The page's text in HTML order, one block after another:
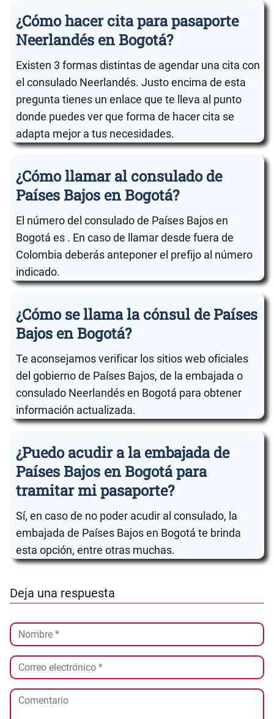
¿Cómo hacer cita para pasaporte
Neerlandés en Bogotá?
Existen 3 formas distintas de agendar una cita con
el consulado Neerlandés. Justo encima de esta
pregunta tienes un enlace que te lleva al punto
donde puedes ver que forma de hacer cita se
adapta mejor a tus necesidades.
¿Cómo llamar al consulado de
Países Bajos en Bogotá?
El número del consulado de Países Bajos en
Bogotá es . En caso de llamar desde fuera de
Colombia deberás anteponer el prefijo al número
indicado.
¿Cómo se llama la cónsul de Países
Bajos en Bogotá?
Te aconsejamos verificar los sitios web oficiales
del gobierno de Países Bajos, de la embajada o
consulado Neerlandés en Bogotá para obtener
información actualizada.
¿Puedo acudir a la embajada de
Países Bajos en Bogotá para
tramitar mi pasaporte?
Sí, en caso de no poder acudir al consulado, la
embajada de Países Bajos en Bogotá te brinda
esta opción, entre otras muchas.
Deja una respuesta